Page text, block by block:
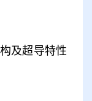
及超导特性